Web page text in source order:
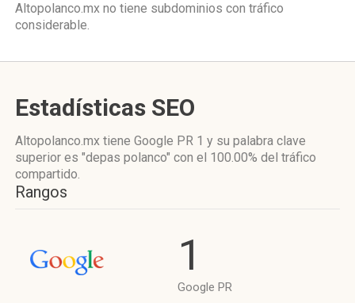
Altopolanco.mx no tiene subdominios con tráfico
considerable.
Estadísticas SEO
Altopolanco.mx tiene Google PR 1 y su palabra clave
superior es "depas polanco" con el 100.00% del tráfico
compartido.
Rangos
1
Google PR